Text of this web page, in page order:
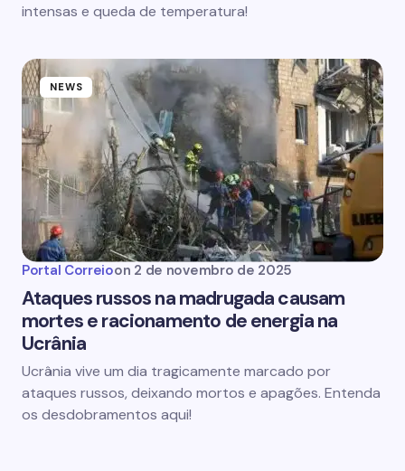
intensas e queda de temperatura!
NEWS
Portal Correioon 2 de novembro de 2025
Ataques russos na madrugada causam
mortes e racionamento de energia na
Ucrânia
Ucrânia vive um dia tragicamente marcado por
ataques russos, deixando mortos e apagões. Entenda
os desdobramentos aqui!